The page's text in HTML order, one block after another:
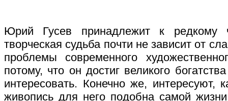
Юрий Гусев принадлежит к редкому
творческая судьба почти не зависит от
проблемы современного
потому, что он достиг великого
интересовать. Конечно же, интересуют,
живопись для него подобна самой